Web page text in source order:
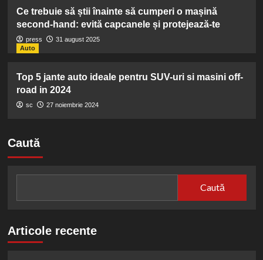
Ce trebuie să știi înainte să cumperi o mașină
second-hand: evită capcanele și protejează-te
press
31 august 2025
Auto
Top 5 jante auto ideale pentru SUV-uri si masini off-
road in 2024
sc 27 noiembrie 2024
Caută
Caută
Articole recente